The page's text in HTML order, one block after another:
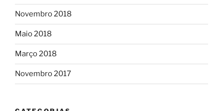
Novembro 2018
Maio 2018
Março 2018
Novembro 2017